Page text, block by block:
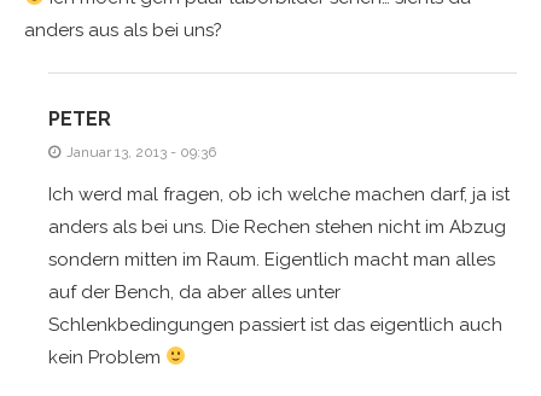
anders aus als bei uns?
PETER
Januar 13, 2013 - 09:36
Ich werd mal fragen, ob ich welche machen darf, ja ist
anders als bei uns. Die Rechen stehen nicht im Abzug
sondern mitten im Raum. Eigentlich macht man alles
auf der Bench, da aber alles unter
Schlenkbedingungen passiert ist das eigentlich auch
kein Problem